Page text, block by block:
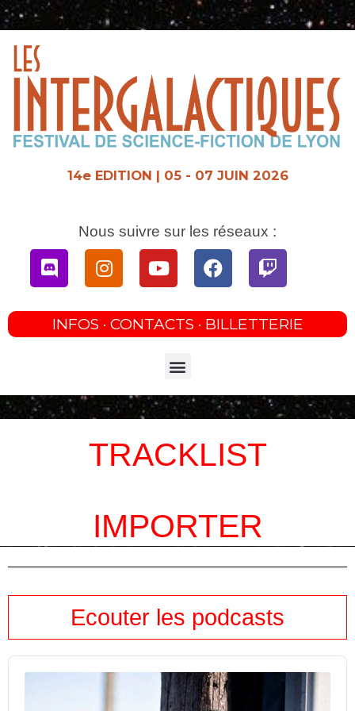
Aller
au
14e EDITION | 05 - 07 JUIN 2026
Nous suivre sur les réseaux :
DiscordInstagramYoutubeFacebookTwitch
INFOS · CONTACTS · BILLETTERIE
Menu
TRACKLIST
IMPORTER
Ecouter les podcasts
Audio